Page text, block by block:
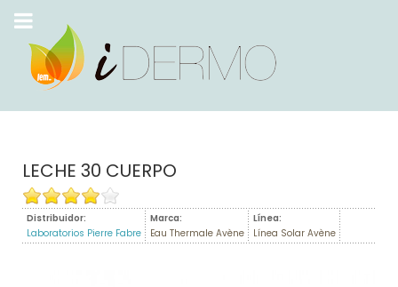
LECHE 30 CUERPO
Distribuidor:
Laboratorios Pierre Fabre
Marca:
Eau Thermale Avène
Línea:
Línea Solar Avène